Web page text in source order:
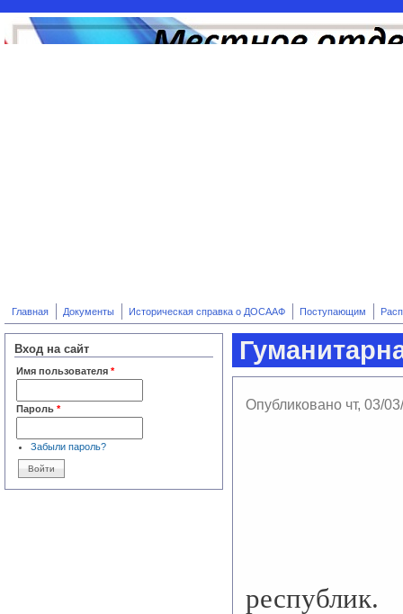
Перейти к основному содержанию
Главная Документы Историческая справка о ДОСААФ Поступающим
Вход на сайт
Имя пользователя *
Пароль *
Забыли пароль?
Опубликовано чт, 03/